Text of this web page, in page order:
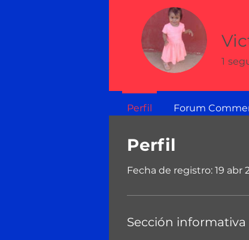
Perfil
Fecha de registro: 19 abr
Sección informativa
1
Perfil Forum